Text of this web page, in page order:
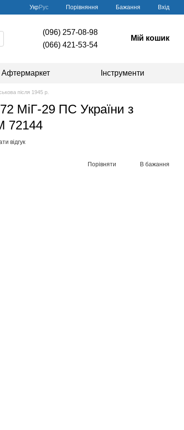
УкрРус Порівняння Бажання Вхід
(096) 257-08-98
(066) 421-53-54
Мій кошик
Афтермаркет Інструменти
після 1945 р.
МіГ-29 ПС України з
72144
відгук
Порівняти В бажання